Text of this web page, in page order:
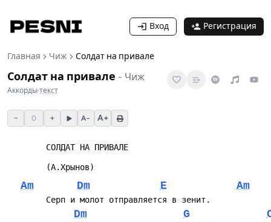
Вход Регистрация
Главная Чиж Солдат на привале
Солдат на привале - Чиж
Аккорды·текст
− 0 + A− A+
		СОЛДАТ НА ПРИВАЛЕ
(А.Хрынов)
Am Dm E Am
		Серп и молот отправляется в зенит.
Dm G